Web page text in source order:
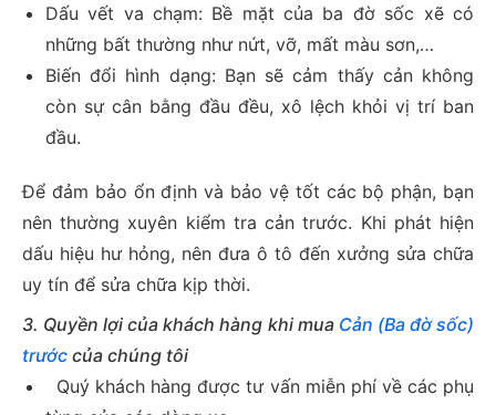
Dấu vết va chạm: Bề mặt của ba đờ sốc xẽ có
những bất thường như nứt, vỡ, mất màu sơn,…
Biến đổi hình dạng: Bạn sẽ cảm thấy cản không
còn sự cân bằng đầu đều, xô lệch khỏi vị trí ban
đầu.
Để đảm bảo ổn định và bảo vệ tốt các bộ phận, bạn
nên thường xuyên kiểm tra cản trước. Khi phát hiện
dấu hiệu hư hỏng, nên đưa ô tô đến xưởng sửa chữa
uy tín để sửa chữa kịp thời.
3. Quyền lợi của khách hàng khi mua Cản (Ba đờ sốc)
trước của chúng tôi
Quý khách hàng được tư vấn miễn phí về các phụ